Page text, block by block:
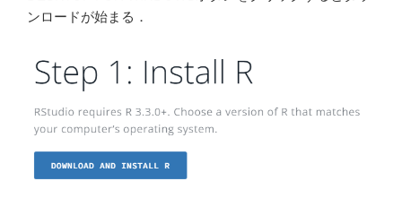
ンロードが始まる．